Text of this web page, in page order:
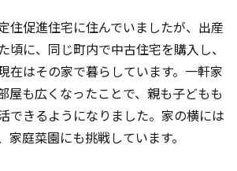
住促進住宅に住んでいましたが、出産
頃に、同じ町内で中古住宅を購入し、
在はその家で暮らしています。一軒家
屋も広くなったことで、親も子どもも
できるようになりました。家の横には
家庭菜園にも挑戦しています。